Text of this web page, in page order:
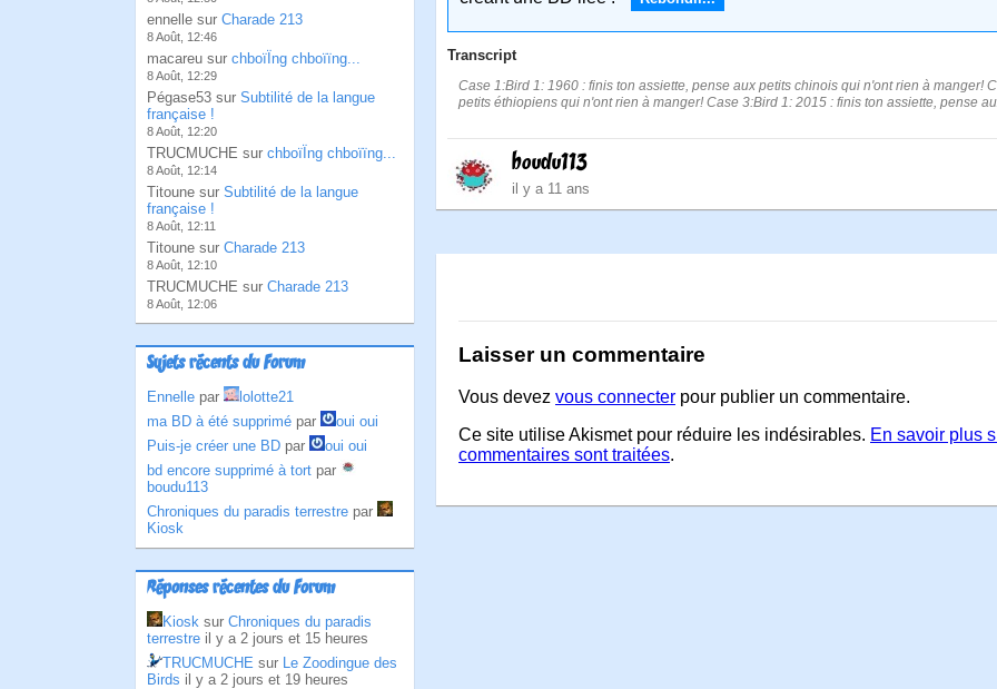
ennelle sur Charade 213
8 Août, 12:46
macareu sur chboïÏng chboïïng...
8 Août, 12:29
Pégase53 sur Subtilité de la langue
française !
8 Août, 12:20
TRUCMUCHE sur chboïÏng chboïïng...
8 Août, 12:14
Titoune sur Subtilité de la langue
française !
8 Août, 12:11
Titoune sur Charade 213
8 Août, 12:10
TRUCMUCHE sur Charade 213
8 Août, 12:06
Sujets récents du Forum
Ennelle par
lolotte21
ma BD à été supprimé par
oui oui
Puis-je créer une BD par
oui oui
bd encore supprimé à tort par
boudu113
Chroniques du paradis terrestre par
Kiosk
Réponses récentes du Forum
Kiosk sur Chroniques du paradis
terrestre il y a 2 jours et 15 heures
TRUCMUCHE sur Le Zoodingue des
Birds il y a 2 jours et 19 heures
Transcript
Case 1:Bird 1: 1960 : finis ton assiette, pense aux petits chinois qui n'ont rien à manger!
petits éthiopiens qui n'ont rien à manger! Case 3:Bird 1: 2015 : finis ton assiette, pense
boudu113
il y a 11 ans
Laisser un commentaire
Vous devez vous connecter pour publier un commentaire.
Ce site utilise Akismet pour réduire les indésirables. En savoir plus
commentaires sont traitées.